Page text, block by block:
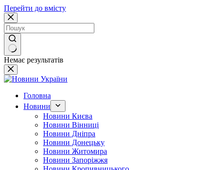
Перейти до вмісту
Немає результатів
Головна
Новини
Новини Києва
Новини Вінниці
Новини Дніпра
Новини Донецьку
Новини Житомира
Новини Запоріжжя